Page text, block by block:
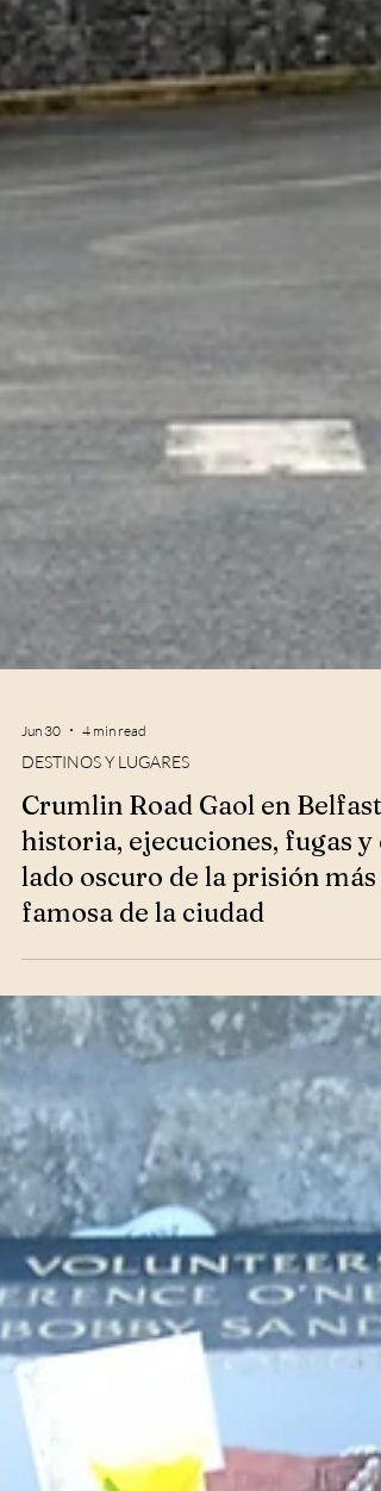
Jun 30 4 min read
historia, ejecuciones, fugas y
lado oscuro de la prisión más
famosa de la ciudad